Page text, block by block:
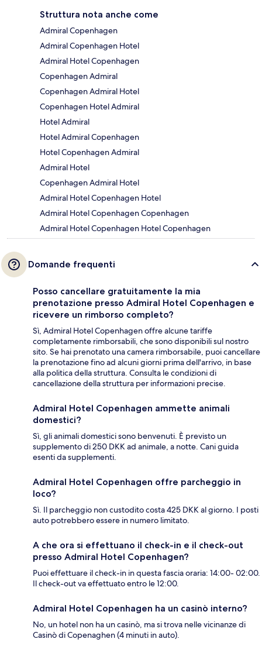
Struttura nota anche come
Admiral Copenhagen
Admiral Copenhagen Hotel
Admiral Hotel Copenhagen
Copenhagen Admiral
Copenhagen Admiral Hotel
Copenhagen Hotel Admiral
Hotel Admiral
Hotel Admiral Copenhagen
Hotel Copenhagen Admiral
Admiral Hotel
Copenhagen Admiral Hotel
Admiral Hotel Copenhagen Hotel
Admiral Hotel Copenhagen Copenhagen
Admiral Hotel Copenhagen Hotel Copenhagen
Domande frequenti
Posso cancellare gratuitamente la mia
prenotazione presso Admiral Hotel Copenhagen e
ricevere un rimborso completo?
Sì, Admiral Hotel Copenhagen offre alcune tariffe
completamente rimborsabili, che sono disponibili sul nostro
sito. Se hai prenotato una camera rimborsabile, puoi cancellare
la prenotazione fino ad alcuni giorni prima dell'arrivo, in base
alla politica della struttura. Consulta le condizioni di
cancellazione della struttura per informazioni precise.
Admiral Hotel Copenhagen ammette animali
domestici?
Sì, gli animali domestici sono benvenuti. È previsto un
supplemento di 250 DKK ad animale, a notte. Cani guida
esenti da supplementi.
Admiral Hotel Copenhagen offre parcheggio in
loco?
Sì. Il parcheggio non custodito costa 425 DKK al giorno. I posti
auto potrebbero essere in numero limitato.
A che ora si effettuano il check-in e il check-out
presso Admiral Hotel Copenhagen?
Puoi effettuare il check-in in questa fascia oraria: 14:00- 02:00.
Il check-out va effettuato entro le 12:00.
Admiral Hotel Copenhagen ha un casinò interno?
No, un hotel non ha un casinò, ma si trova nelle vicinanze di
Casinò di Copenaghen (4 minuti in auto).